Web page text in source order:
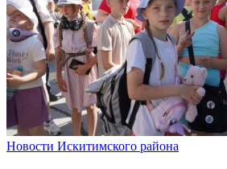
Новости Искитимского района